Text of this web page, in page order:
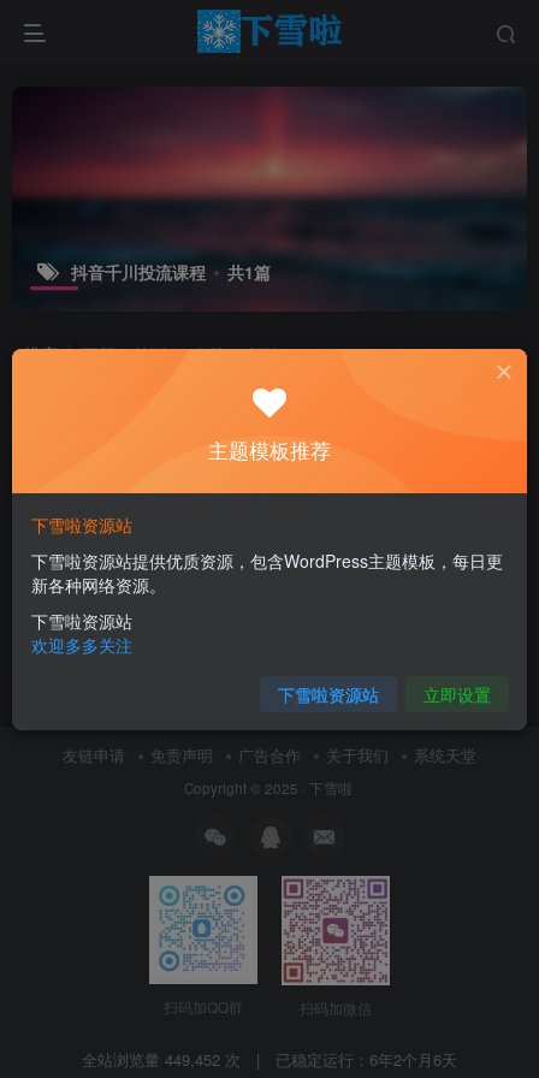
抖音千川投流课程 共1篇
排序 更新 浏览 点赞 评论
老九抖音千川投流课程（非常
干货）
付费资源 ￥5
7月5日 12:55
友链申请 免责声明 广告合作 关于我们 系统天堂
Copyright © 2025 · 下雪啦
扫码加QQ群 扫码加微信
全站浏览量 449,452 次 | 已稳定运行： 6年2个月6天
主题模板推荐
下雪啦资源站
下雪啦资源站提供优质资源，包含WordPress主题模板，每日更
新各种网络资源。
下雪啦资源站
欢迎多多关注
下雪啦资源站 立即设置